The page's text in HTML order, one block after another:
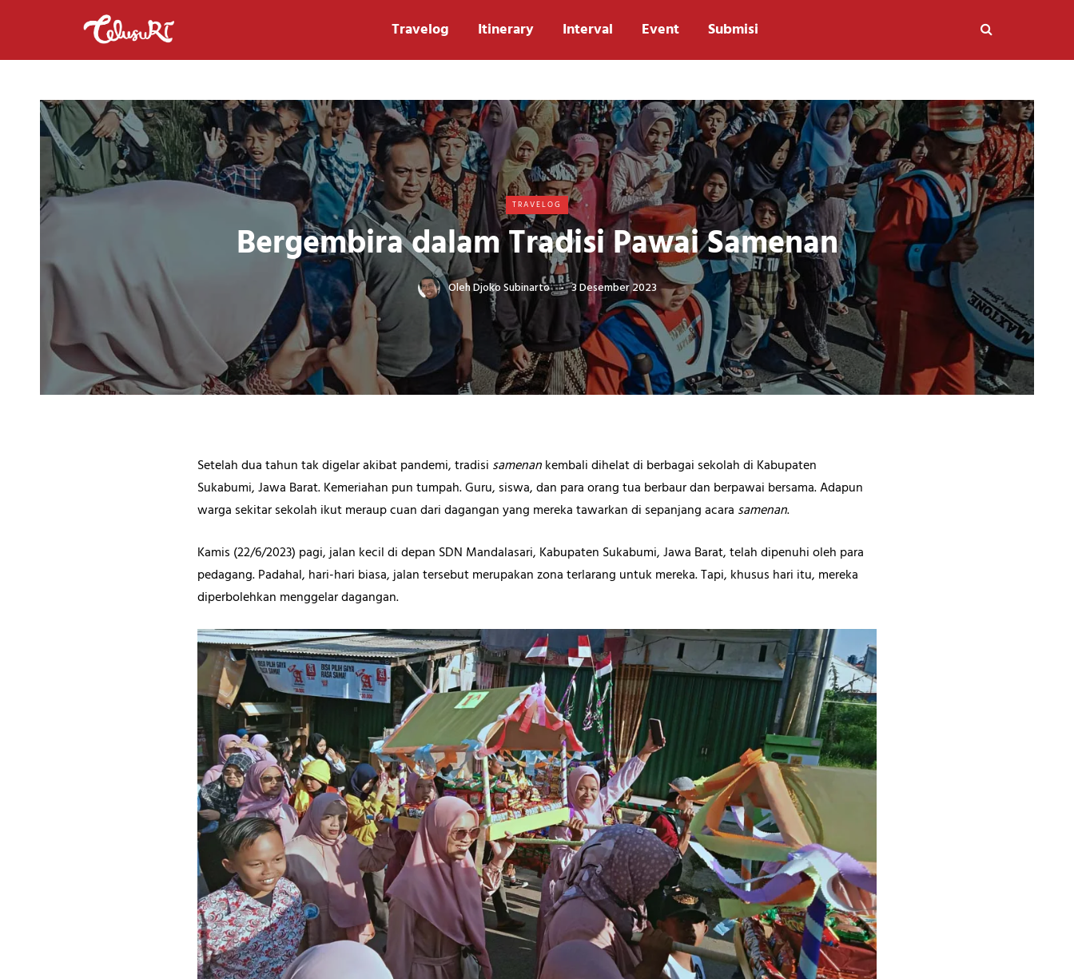
Travelog Itinerary Interval Event Submisi
TRAVELOG
Bergembira dalam Tradisi Pawai Samenan
OlehDjoko Subinarto 3 Desember 2023
Setelah dua tahun tak digelar akibat pandemi, tradisi samenankembali dihelat di berbagai sekolah di Kabupaten
Sukabumi, Jawa Barat. Kemeriahan pun tumpah. Guru, siswa, dan para orang tua berbaur dan berpawai bersama. Adapun
warga sekitar sekolah ikut meraup cuan dari dagangan yang mereka tawarkan di sepanjang acara samenan.
Kamis (22/6/2023) pagi, jalan kecil di depan SDN Mandalasari, Kabupaten Sukabumi, Jawa Barat, telah dipenuhi oleh para
pedagang. Padahal, hari-hari biasa, jalan tersebut merupakan zona terlarang untuk mereka. Tapi, khusus hari itu, mereka
diperbolehkan menggelar dagangan.